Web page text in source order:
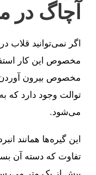
آچاگ
اگر نمی‌توانید قلاب
مخصوص این کار
مخصوص بیرون آوردن
توالت وجود دارد که
می‌شود.
این گیره‌ها همانند
تفاوت که دسته آن